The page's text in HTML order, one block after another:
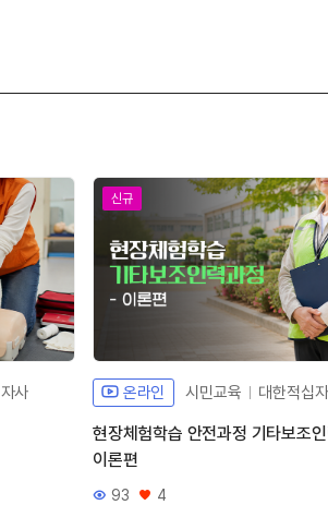
사
신규
온라인 시민교육 대한적십
현장체험학습 안전과정 기타보조
이론편
조회수
93
좋아요
4